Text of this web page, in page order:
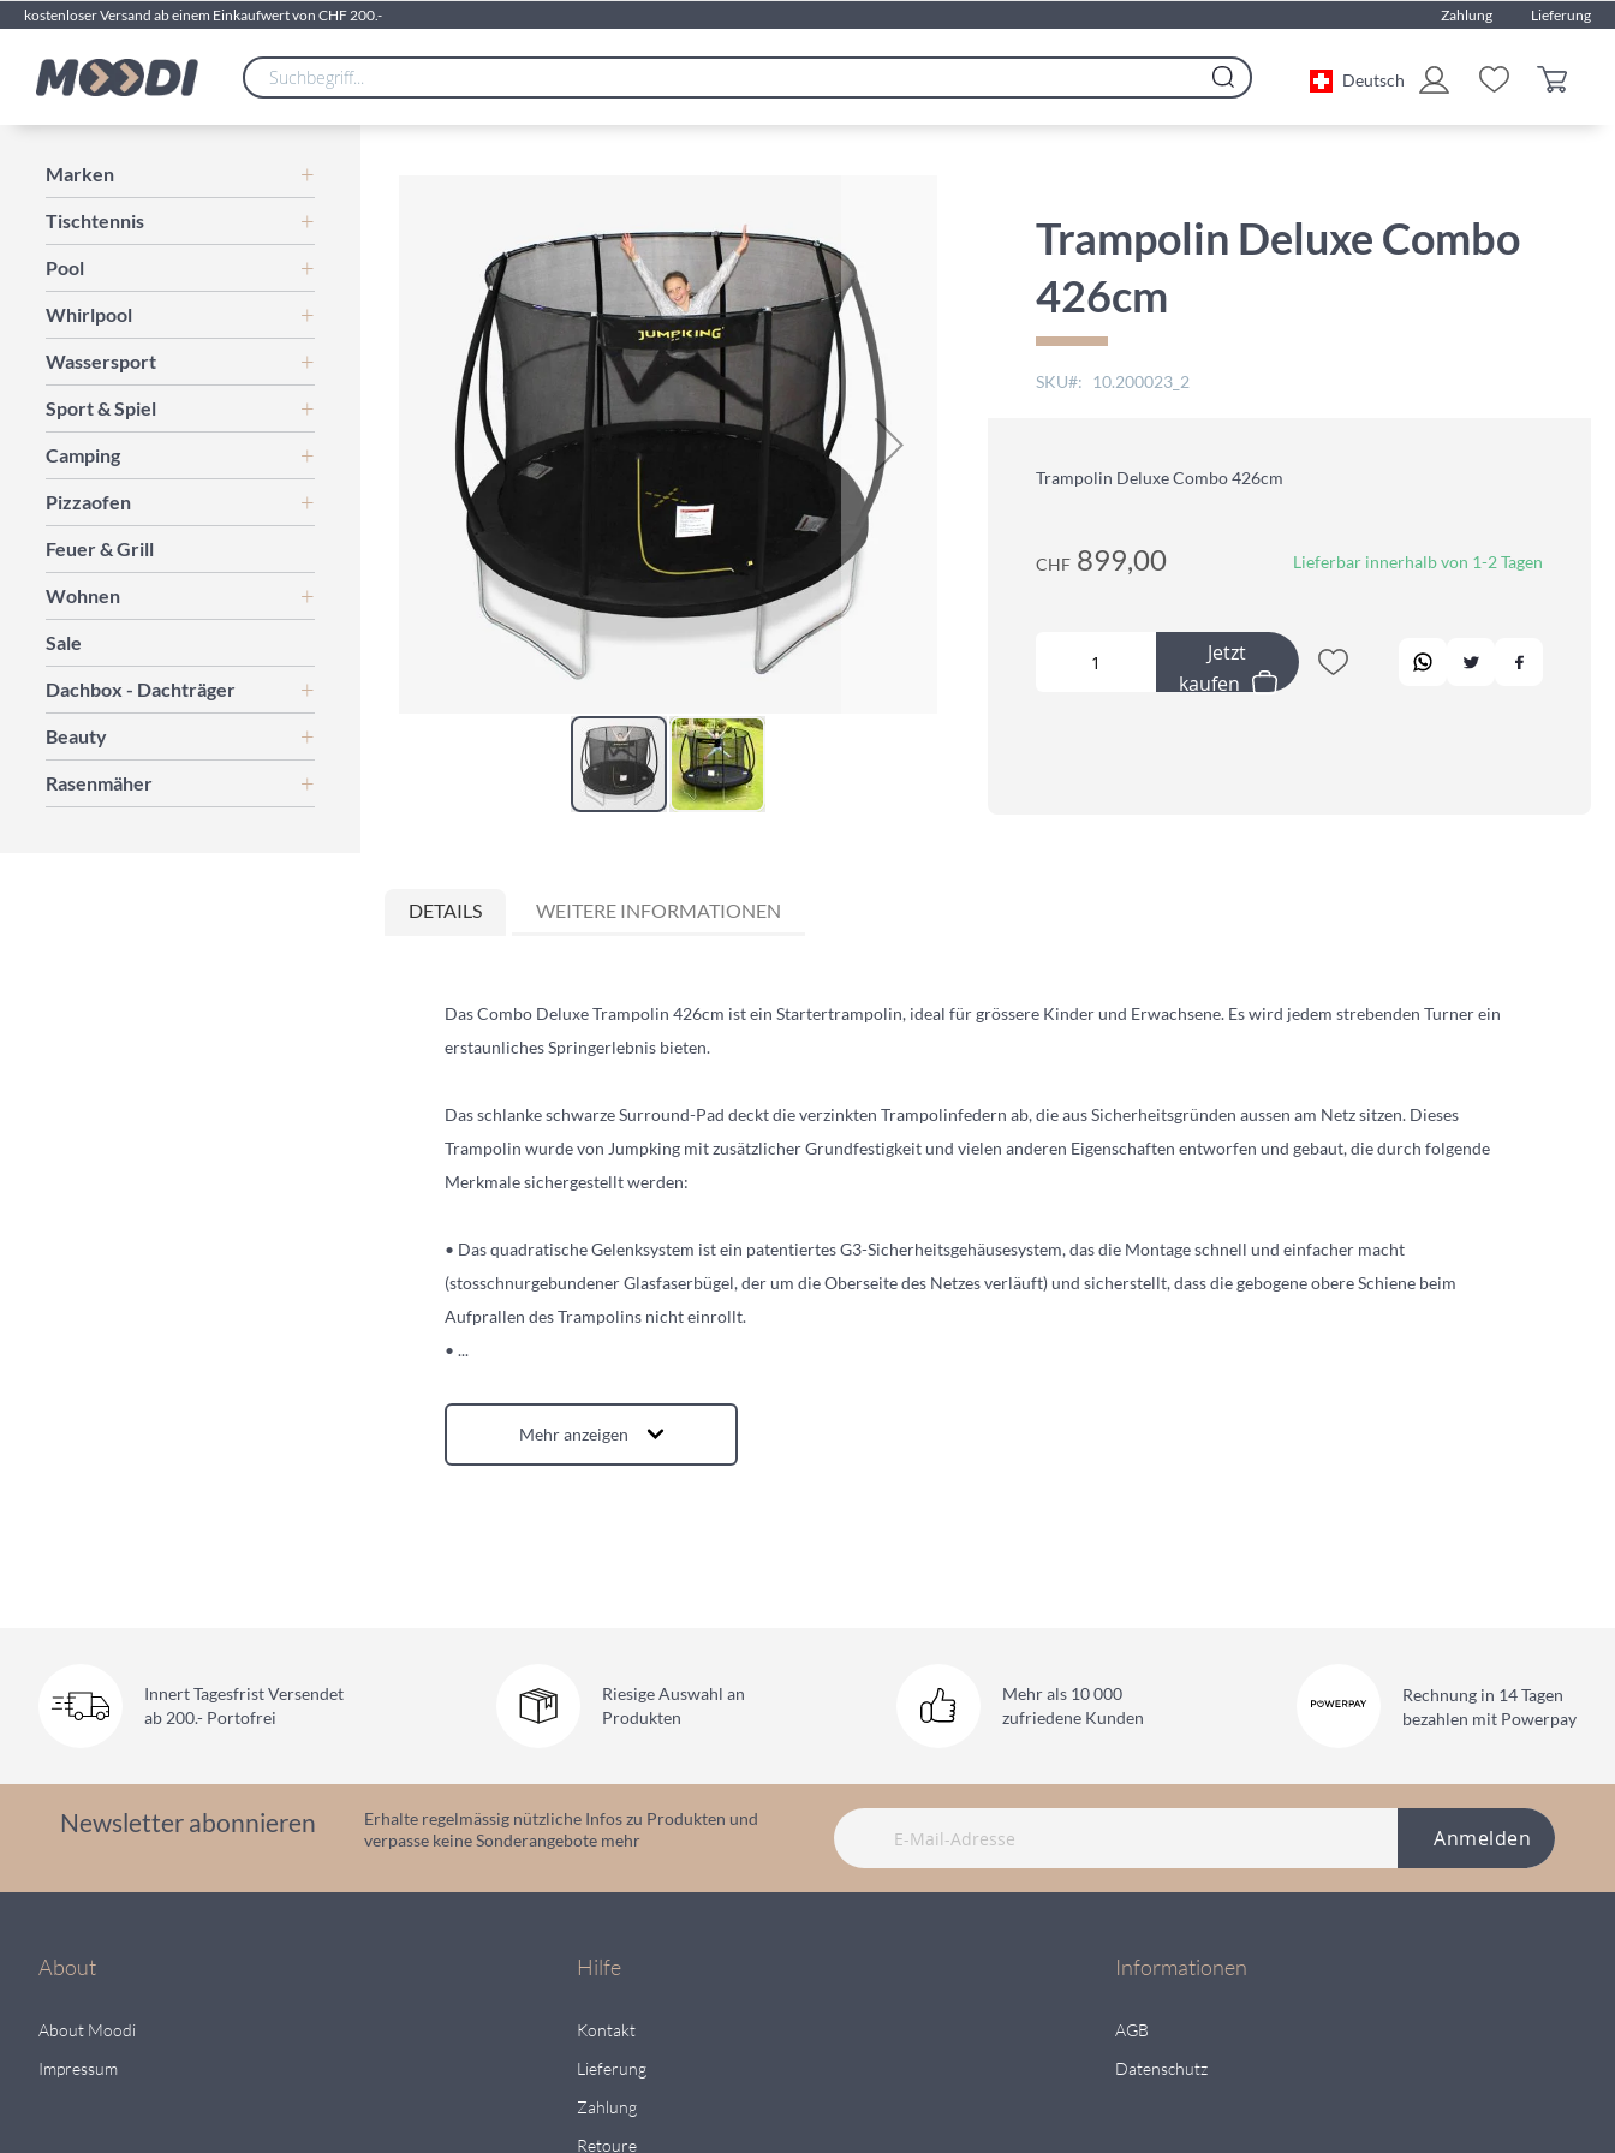
kostenloser Versand ab einem Einkaufwert von CHF 200.- Zahlung Lieferung
Search
Deutsch
Trampolin Deluxe Combo
426cm
SKU 10.200023_2
Trampolin Deluxe Combo 426cm
CHF 899,00 Lieferbar innerhalb von 1-2 Tagen
Jetzt
kaufen
Bildgalerie
DETAILS
Das Combo Deluxe Trampolin 426cm ist ein Startertrampolin, ideal für grössere Kinder und Erwachsene. Es wird jedem strebenden Turner ein
erstaunliches Springerlebnis bieten.
Das schlanke schwarze Surround-Pad deckt die verzinkten Trampolinfedern ab, die aus Sicherheitsgründen aussen am Netz sitzen. Dieses
Trampolin wurde von Jumpking mit zusätzlicher Grundfestigkeit und vielen anderen Eigenschaften entworfen und gebaut, die durch folgende
Merkmale sichergestellt werden:
• Das quadratische Gelenksystem ist ein patentiertes G3-Sicherheitsgehäusesystem, das die Montage schnell und einfacher macht
(stosschnurgebundener Glasfaserbügel, der um die Oberseite des Netzes verläuft) und sicherstellt, dass die gebogene obere Schiene beim
Aufprallen des Trampolins nicht einrollt.
• ...
Mehr anzeigen
WEITERE INFORMATIONEN
Marken
Tischtennis
Pool
Whirlpool
Wassersport
Sport & Spiel
Camping
Pizzaofen
Feuer & Grill
Wohnen
Sale
Dachbox - Dachträger
Beauty
Rasenmäher
Innert Tagesfrist Versendet
ab 200.- Portofrei
Riesige Auswahl an
Produkten
Mehr als 10 000
zufriedene Kunden
Rechnung in 14 Tagen
bezahlen mit Powerpay
Newsletter abonnieren
Erhalte regelmässig nützliche Infos zu Produkten und
verpasse keine Sonderangebote mehr
Anmelden
About
About Moodi
Impressum
Hilfe
Kontakt
Lieferung
Zahlung
Retoure
Informationen
AGB
Datenschutz